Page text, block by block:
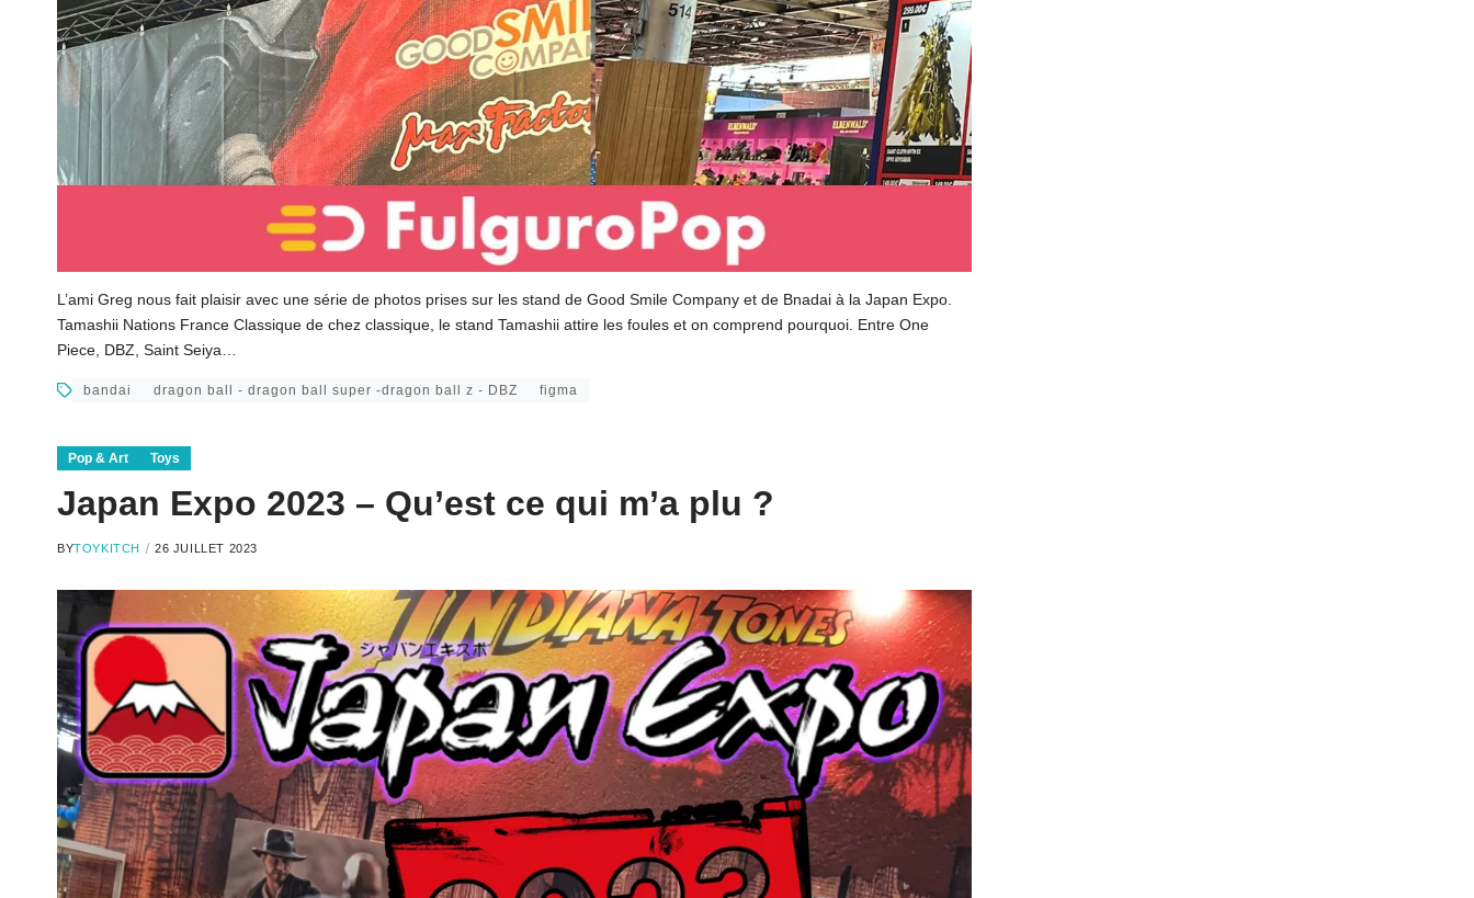
L’ami Greg nous fait plaisir avec une série de photos prises sur les stand de Good Smile Company et de Bnadai à la Japan Expo.
Tamashii Nations France Classique de chez classique, le stand Tamashii attire les foules et on comprend pourquoi. Entre One
Piece, DBZ, Saint Seiya…
bandai dragon ball - dragon ball super -dragon ball z - DBZ figma
Pop & Art Toys
Japan Expo 2023 – Qu’est ce qui m’a plu ?
BYTOYKITCH 26 JUILLET 2023